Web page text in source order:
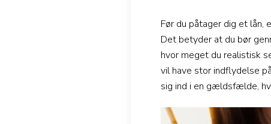
Før du påtager dig et lån,
Det betyder at du bør
hvor meget du realistisk
vil have stor indflydelse
sig ind i en gældsfælde,